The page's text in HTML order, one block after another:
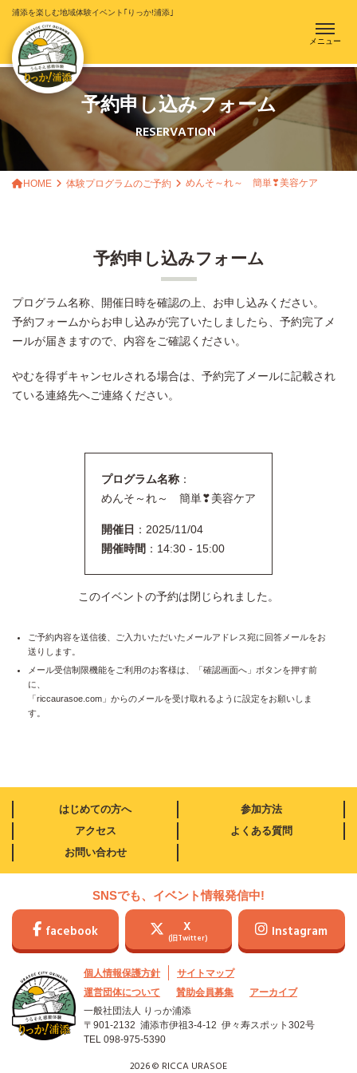
浦添を楽しむ地域体験イベント｢りっか!浦添｣
メニュー
予約申し込みフォーム
RESERVATION
HOME 体験プログラムのご予約 めんそ～れ～ 簡単❣美容ケア
予約申し込みフォーム
プログラム名称、開催日時を確認の上、お申し込みください。
予約フォームからお申し込みが完了いたしましたら、予約完了メ
ールが届きますので、内容をご確認ください。
やむを得ずキャンセルされる場合は、予約完了メールに記載され
ている連絡先へご連絡ください。
プログラム名称 ：
めんそ～れ～ 簡単❣美容ケア
開催日 ：2025/11/04
開催時間 ：14:30 - 15:00
このイベントの予約は閉じられました。
ご予約内容を送信後、ご入力いただいたメールアドレス宛に回答メールをお
送りします。
メール受信制限機能をご利用のお客様は、「確認画面へ」ボタンを押す前
に、
「riccaurasoe.com」からのメールを受け取れるように設定をお願いしま
す。
はじめての方へ
参加方法
アクセス
よくある質問
お問い合わせ
SNSでも、イベント情報発信中!
facebook X
(旧Twitter) Instagram
個人情報保護方針
サイトマップ
運営団体について
賛助会員募集
アーカイブ
一般社団法人 りっか浦添
〒901-2132 浦添市伊祖3-4-12 伊々寿スポット302号
TEL 098-975-5390
2026 © RICCA URASOE